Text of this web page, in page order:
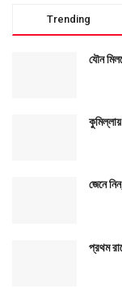
Trending
যৌন
কুমিল্লায়
জেনে
প্রথম